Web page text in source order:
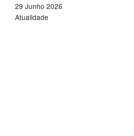
29 Junho 2026
Atualidade